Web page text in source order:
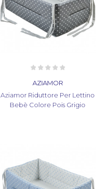
AZIAMOR
Aziamor Riduttore Per Lettino
Bebè Colore Pois Grigio